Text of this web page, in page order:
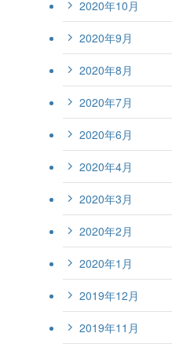
2020年10月
2020年9月
2020年8月
2020年7月
2020年6月
2020年4月
2020年3月
2020年2月
2020年1月
2019年12月
2019年11月